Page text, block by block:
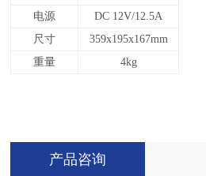
电源
DC 12V/12.5A
尺寸
359x195x167mm
重量
4kg
产品咨询